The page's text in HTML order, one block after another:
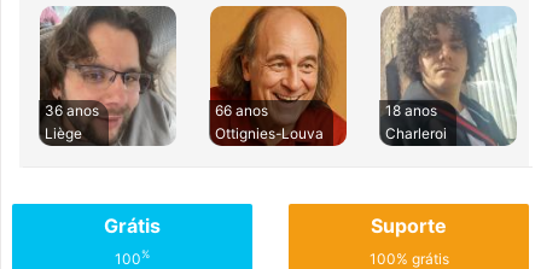
36 anos
Liège
66 anos
Ottignies-Louva
18 anos
Charleroi
Grátis
100%
Suporte
100% grátis